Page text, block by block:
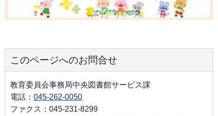
このページへのお問合せ
教育委員会事務局中央図書館サービス課
電話： 045-262-0050
ファクス：045-231-8299